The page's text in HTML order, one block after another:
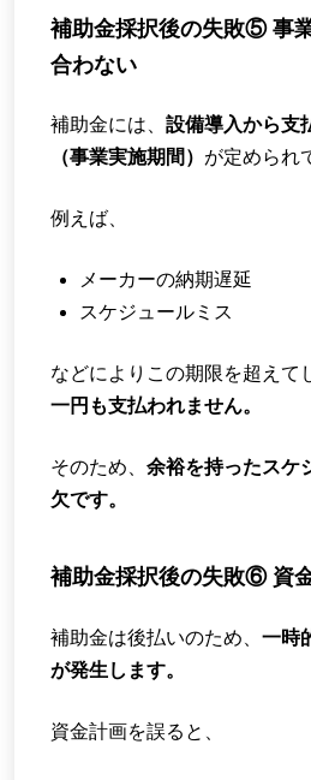
補助金採択後の失敗⑤ 事
合わない
補助金には、 設備導入から支
（事業実施期間） が定められ
例えば、
メーカーの納期遅延
スケジュールミス
などによりこの期限を超えて
一円も支払われません。
そのため、 余裕を持ったスケ
欠です。
補助金採択後の失敗⑥ 資
補助金は後払いのため、 一時
が発生します。
資金計画を誤ると、